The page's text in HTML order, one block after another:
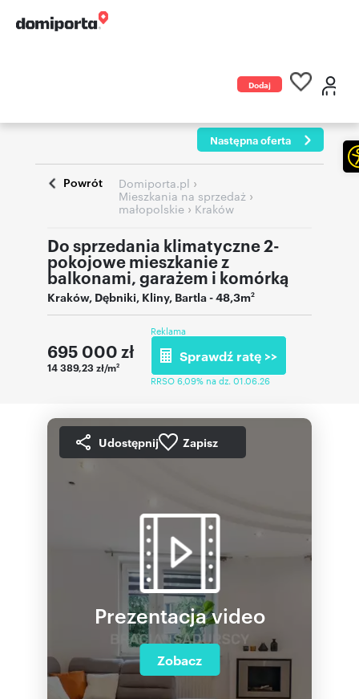
Dodaj
Następna oferta
Powrót Domiporta.pl ›
Mieszkania na sprzedaż ›
małopolskie › Kraków
Do sprzedania klimatyczne 2-
pokojowe mieszkanie z
balkonami, garażem i komórką
Kraków, Dębniki, Kliny, Bartla- 48,3m2
695 000 zł
14 389,23 zł/m2
Reklama
Sprawdź ratę >>
RRSO 6,09% na dz. 01.06.26
Udostępnij Zapisz
Prezentacja video
Zobacz